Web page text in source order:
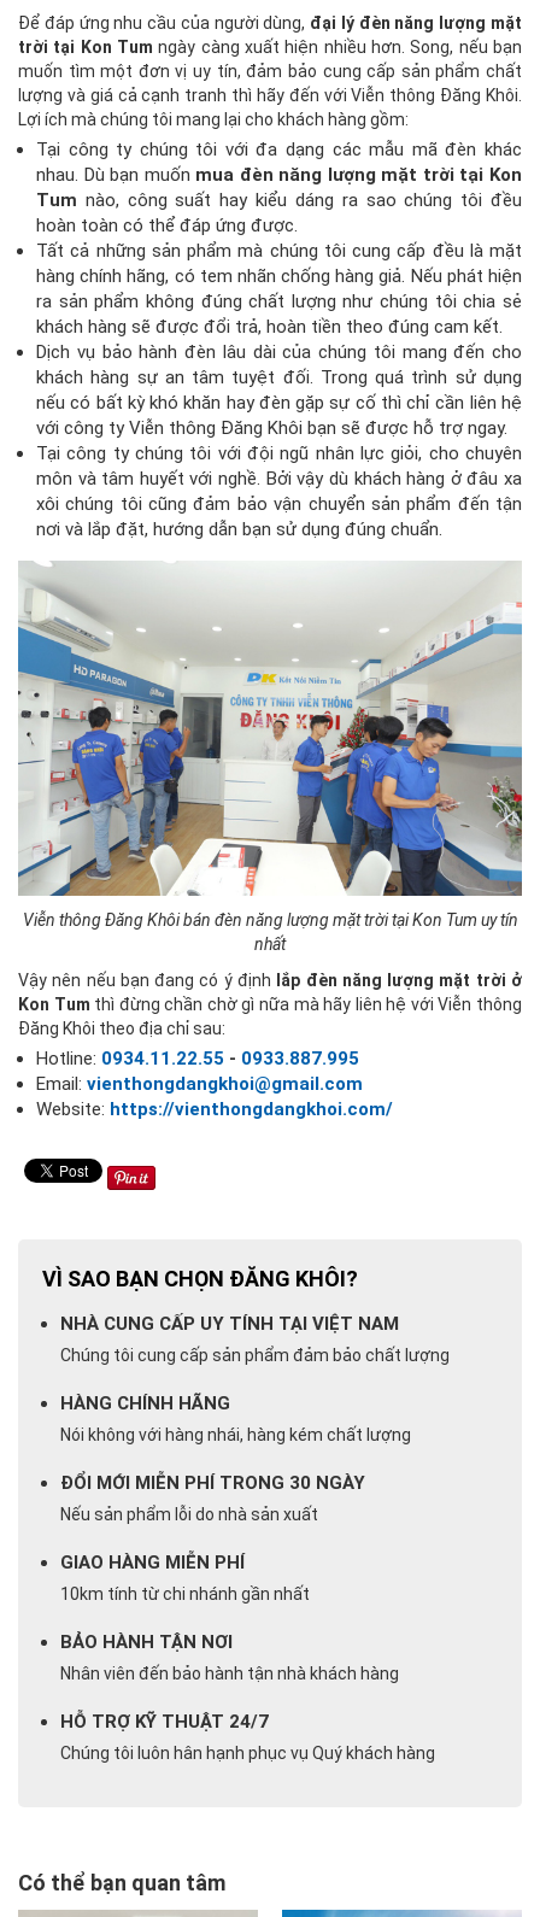
Để đáp ứng nhu cầu của người dùng, đại lý đèn năng lượng mặt
trời tại Kon Tum ngày càng xuất hiện nhiều hơn. Song, nếu bạn
muốn tìm một đơn vị uy tín, đảm bảo cung cấp sản phẩm chất
lượng và giá cả cạnh tranh thì hãy đến với Viễn thông Đăng Khôi.
Lợi ích mà chúng tôi mang lại cho khách hàng gồm:
Tại công ty chúng tôi với đa dạng các mẫu mã đèn khác
nhau. Dù bạn muốn mua đèn năng lượng mặt trời tại Kon
Tum nào, công suất hay kiểu dáng ra sao chúng tôi đều
hoàn toàn có thể đáp ứng được.
Tất cả những sản phẩm mà chúng tôi cung cấp đều là mặt
hàng chính hãng, có tem nhãn chống hàng giả. Nếu phát hiện
ra sản phẩm không đúng chất lượng như chúng tôi chia sẻ
khách hàng sẽ được đổi trả, hoàn tiền theo đúng cam kết.
Dịch vụ bảo hành đèn lâu dài của chúng tôi mang đến cho
khách hàng sự an tâm tuyệt đối. Trong quá trình sử dụng
nếu có bất kỳ khó khăn hay đèn gặp sự cố thì chỉ cần liên hệ
với công ty Viễn thông Đăng Khôi bạn sẽ được hỗ trợ ngay.
Tại công ty chúng tôi với đội ngũ nhân lực giỏi, cho chuyên
môn và tâm huyết với nghề. Bởi vậy dù khách hàng ở đâu xa
xôi chúng tôi cũng đảm bảo vận chuyển sản phẩm đến tận
nơi và lắp đặt, hướng dẫn bạn sử dụng đúng chuẩn.
Viễn thông Đăng Khôi bán đèn năng lượng mặt trời tại Kon Tum uy tín
nhất
Vậy nên nếu bạn đang có ý định
lắp đèn năng lượng mặt trời ở
Kon Tum thì đừng chần chờ gì nữa mà hãy liên hệ với Viễn thông
Đăng Khôi theo địa chỉ sau:
Hotline: 0934.11.22.55 - 0933.887.995
Email: vienthongdangkhoi@gmail.com
Website: https://vienthongdangkhoi.com/
VÌ SAO BẠN CHỌN ĐĂNG KHÔI?
NHÀ CUNG CẤP UY TÍNH TẠI VIỆT NAM
Chúng tôi cung cấp sản phẩm đảm bảo chất lượng
HÀNG CHÍNH HÃNG
Nói không với hàng nhái, hàng kém chất lượng
ĐỔI MỚI MIỄN PHÍ TRONG 30 NGÀY
Nếu sản phẩm lỗi do nhà sản xuất
GIAO HÀNG MIỄN PHÍ
10km tính từ chi nhánh gần nhất
BẢO HÀNH TẬN NƠI
Nhân viên đến bảo hành tận nhà khách hàng
HỖ TRỢ KỸ THUẬT 24/7
Chúng tôi luôn hân hạnh phục vụ Quý khách hàng
Có thể bạn quan tâm